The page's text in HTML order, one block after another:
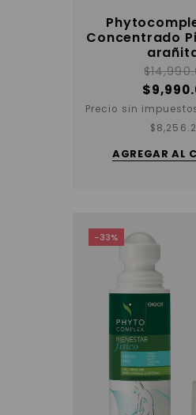
Concentrado
$
$
Precio sin
$
AGREGAR AL
-33%